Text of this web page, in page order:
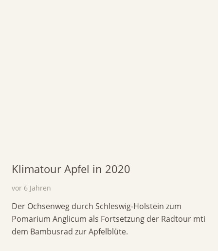
Klimatour Apfel in 2020
vor 6 Jahren
Der Ochsenweg durch Schleswig-Holstein zum
Pomarium Anglicum als Fortsetzung der Radtour mti
dem Bambusrad zur Apfelblüte.